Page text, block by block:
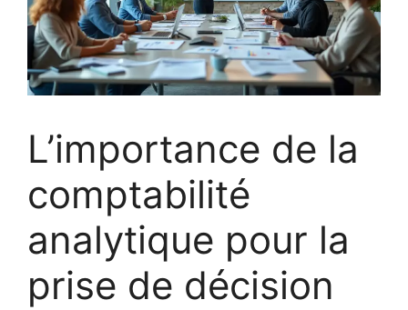
L’importance de la
comptabilité
analytique pour la
prise de décision